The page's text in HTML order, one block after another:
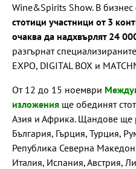
Wine&Spirits Show. В
стотици участници от 3
очаква да надхвърлят 24
разгърнат
EXPO, DIGITAL BOX и
От 12 до 15 ноември
изложения ще обединят
Азия и Африка. Щандове ще
България, Гърция, Турция,
Република Северна
Италия, Испания, Австрия,